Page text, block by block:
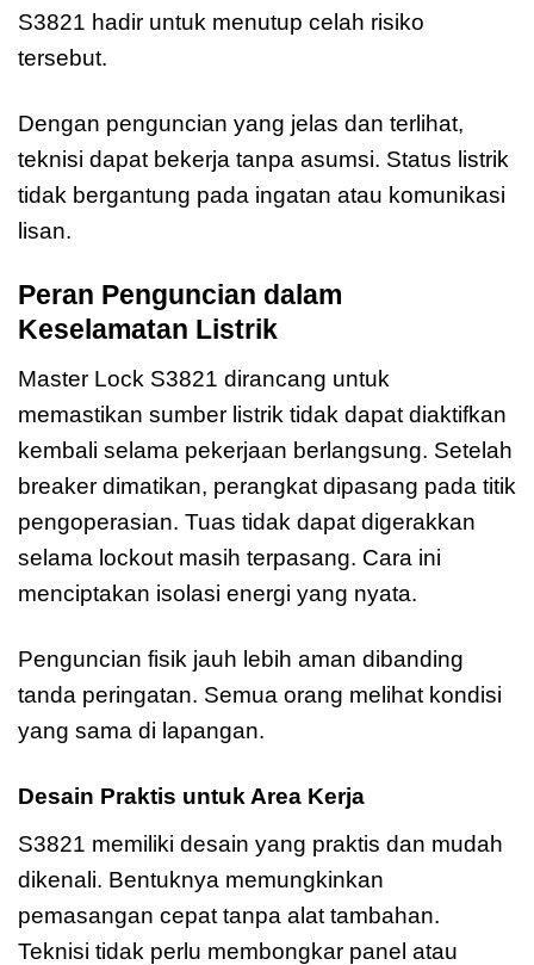
S3821 hadir untuk menutup celah risiko
tersebut.
Dengan penguncian yang jelas dan terlihat,
teknisi dapat bekerja tanpa asumsi. Status listrik
tidak bergantung pada ingatan atau komunikasi
lisan.
Peran Penguncian dalam
Keselamatan Listrik
Master Lock S3821 dirancang untuk
memastikan sumber listrik tidak dapat diaktifkan
kembali selama pekerjaan berlangsung. Setelah
breaker dimatikan, perangkat dipasang pada titik
pengoperasian. Tuas tidak dapat digerakkan
selama lockout masih terpasang. Cara ini
menciptakan isolasi energi yang nyata.
Penguncian fisik jauh lebih aman dibanding
tanda peringatan. Semua orang melihat kondisi
yang sama di lapangan.
Desain Praktis untuk Area Kerja
S3821 memiliki desain yang praktis dan mudah
dikenali. Bentuknya memungkinkan
pemasangan cepat tanpa alat tambahan.
Teknisi tidak perlu membongkar panel atau